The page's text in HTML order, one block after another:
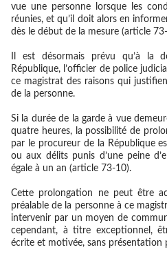
vue une personne lorsque les
réunies, et qu’il doit alors en
dès le début de la mesure (article
Il est désormais prévu qu’à la
République, l’officier de police
ce magistrat des raisons qui
de la personne.
Si la durée de la garde à vue
quatre heures, la possibilité de
par le procureur de la République
ou aux délits punis d’une peine
égale à un an (article 73-10).
Cette prolongation ne peut être
préalable de la personne à ce
intervenir par un moyen de
cependant, à titre exceptionnel,
écrite et motivée, sans présentation